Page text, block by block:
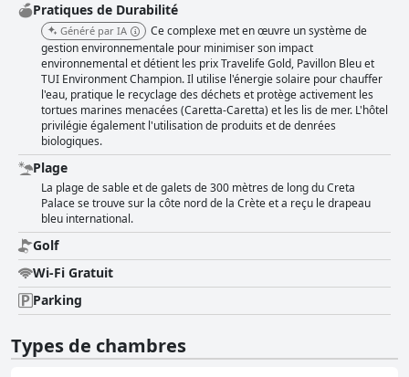
Pratiques de Durabilité
Généré par IA
Ce complexe met en œuvre un système de
gestion environnementale pour minimiser son impact
environnemental et détient les prix Travelife Gold, Pavillon Bleu et
TUI Environment Champion. Il utilise l'énergie solaire pour chauffer
l'eau, pratique le recyclage des déchets et protège activement les
tortues marines menacées (Caretta-Caretta) et les lis de mer. L'hôtel
privilégie également l'utilisation de produits et de denrées
biologiques.
Plage
La plage de sable et de galets de 300 mètres de long du Creta
Palace se trouve sur la côte nord de la Crète et a reçu le drapeau
bleu international.
Golf
Wi-Fi Gratuit
Parking
Types de chambres